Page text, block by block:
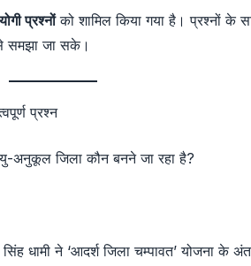
प्रश्नोंको शामिल किया गया है। प्रश्नों के
से समझा जा सके।
प्रश्न
अनुकूल जिला कौन बनने जा रहा है?
धामी ने ‘आदर्श जिला चम्पावत’ योजना के